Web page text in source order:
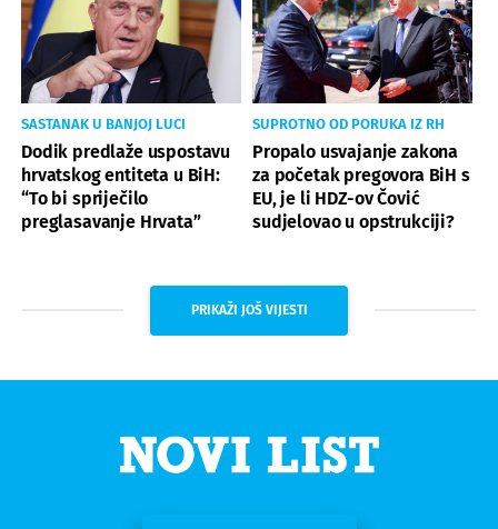
SASTANAK U BANJOJ LUCI
Dodik predlaže uspostavu
hrvatskog entiteta u BiH:
“To bi spriječilo
preglasavanje Hrvata”
SUPROTNO OD PORUKA IZ RH
Propalo usvajanje zakona
za početak pregovora BiH s
EU, je li HDZ-ov Čović
sudjelovao u opstrukciji?
PRIKAŽI JOŠ VIJESTI